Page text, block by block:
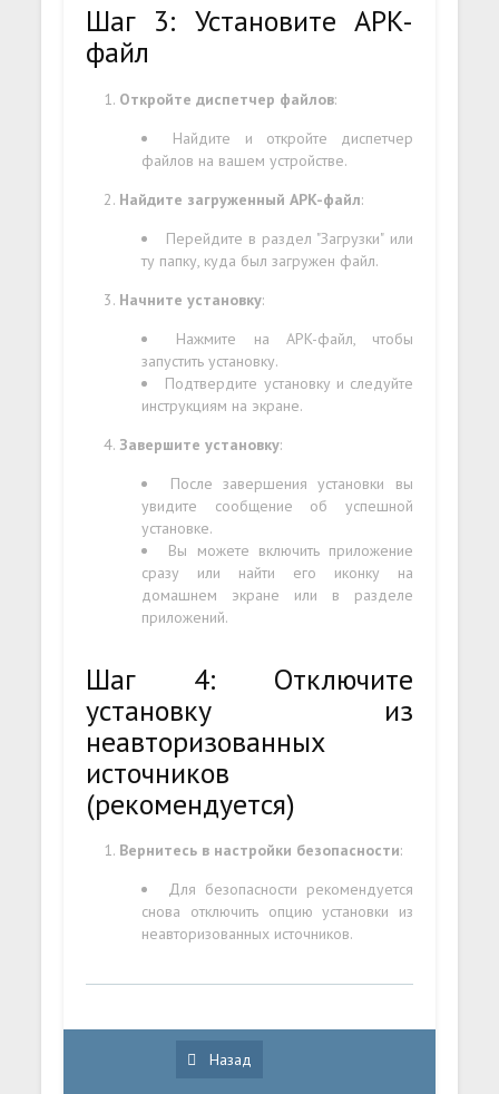
Шаг 3: Установите APK-
файл
Откройте диспетчер файлов:
Найдите и откройте диспетчер
файлов на вашем устройстве.
Найдите загруженный APK-файл:
Перейдите в раздел "Загрузки" или
ту папку, куда был загружен файл.
Начните установку:
Нажмите на APK-файл, чтобы
запустить установку.
Подтвердите установку и следуйте
инструкциям на экране.
Завершите установку:
После завершения установки вы
увидите сообщение об успешной
установке.
Вы можете включить приложение
сразу или найти его иконку на
домашнем экране или в разделе
приложений.
Шаг 4: Отключите
установку из
неавторизованных
источников
(рекомендуется)
Вернитесь в настройки безопасности:
Для безопасности рекомендуется
снова отключить опцию установки из
неавторизованных источников.
Назад